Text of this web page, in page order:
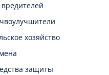
хозяйство
защиты